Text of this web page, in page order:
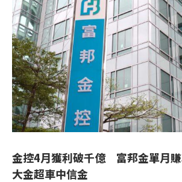
金控4月獲利破千億 富邦金單月
大金超車中信金